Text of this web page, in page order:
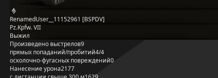
RenamedUser__11152961 [BSPDV]
Pz.Kpfw. VII
Выжил
Произведено выстрелов9
прямых попаданий/пробитий4/4
осколочно-фугасных повреждений0
Нанесение урона2177